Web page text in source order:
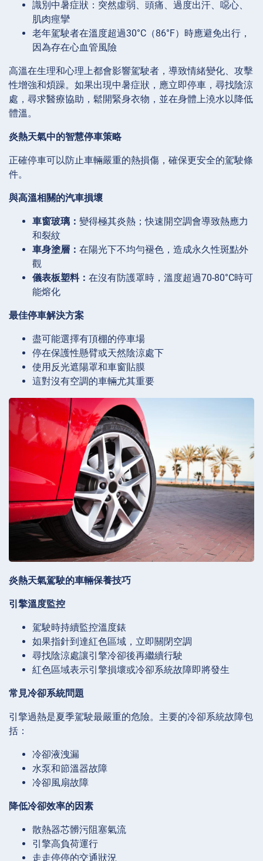
識別中暑症狀：突然虛弱、頭痛、過度出汗、噁心、
肌肉痙攣
老年駕駛者在溫度超過30°C（86°F）時應避免出行，
因為存在心血管風險
高溫在生理和心理上都會影響駕駛者，導致情緒變化、攻擊
性增強和煩躁。如果出現中暑症狀，應立即停車，尋找陰涼
處，尋求醫療協助，鬆開緊身衣物，並在身體上澆水以降低
體溫。
炎熱天氣中的智慧停車策略
正確停車可以防止車輛嚴重的熱損傷，確保更安全的駕駛條
件。
與高溫相關的汽車損壞
車窗玻璃： 變得極其炎熱；快速開空調會導致熱應力
和裂紋
車身塗層： 在陽光下不均勻褪色，造成永久性斑點外
觀
儀表板塑料： 在沒有防護罩時，溫度超過70-80°C時可
能熔化
最佳停車解決方案
盡可能選擇有頂棚的停車場
停在保護性懸臂或天然陰涼處下
使用反光遮陽罩和車窗貼膜
這對沒有空調的車輛尤其重要
炎熱天氣駕駛的車輛保養技巧
引擎溫度監控
駕駛時持續監控溫度錶
如果指針到達紅色區域，立即關閉空調
尋找陰涼處讓引擎冷卻後再繼續行駛
紅色區域表示引擎損壞或冷卻系統故障即將發生
常見冷卻系統問題
引擎過熱是夏季駕駛最嚴重的危險。主要的冷卻系統故障包
括：
冷卻液洩漏
水泵和節溫器故障
冷卻風扇故障
降低冷卻效率的因素
散熱器芯髒污阻塞氣流
引擎高負荷運行
走走停停的交通狀況